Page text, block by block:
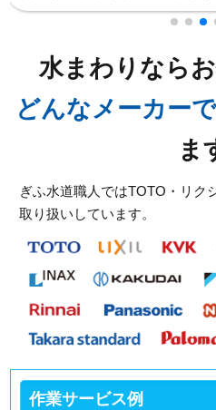
でお伺いしました。
岐阜県揖斐郡大野町の住宅
ルでお伺いしました。
岐阜県揖斐郡大野町の住宅
ルでお伺いしました。
2026/06/30
岐阜県本巣市三橋の住宅へ
でお伺いしました。
2026/06/30
岐阜県各務原市那加の住宅
スタッフの修理報告や事例の
水まわりなら
どんなメーカー
ま
ぎふ水道職人ではTOTO・リク
取り扱いしています。
作業サービス例